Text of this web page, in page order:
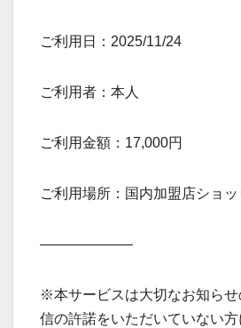
ご利用日：2025/11/24
ご利用者：本人
ご利用金額：17,000円
ご利用場所：国内加盟店ショ
——————–
※本サービスは大切なお知ら
信の許諾をいただいていない